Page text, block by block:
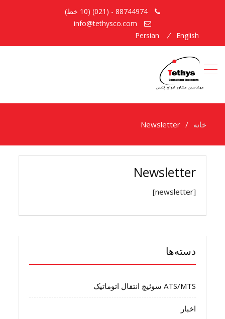
English
Persian
خانه Newsletter
Newsletter
[newsletter]
دسته‌ها
ATS/MTS سوئیچ انتقال اتوماتیک
اخبار